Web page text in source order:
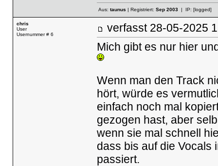
Aus: taunus | Registriert: Sep 2003| IP: [logged]
chris
User
Usernummer # 6
verfasst 28-05-
Mich gibt es nur hier
Wenn man den Track
hört, würde es
einfach noch mal
gezogen hast, aber
wenn sie mal schnell
dass bis auf die Vocals
passiert.